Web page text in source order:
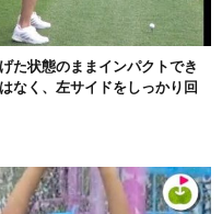
た状態のままインパクトでき
なく、左サイドをしっかり回